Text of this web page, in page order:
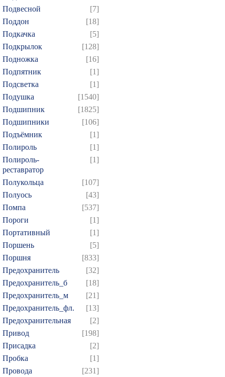
Подвесной
[7]
Поддон
[18]
Подкачка
[5]
Подкрылок
[128]
Подножка
[16]
Подпятник
[1]
Подсветка
[1]
Подушка
[1540]
Подшипник
[1825]
Подшипники
[106]
Подъёмник
[1]
Полироль
[1]
Полироль-
реставратор
[1]
Полукольца
[107]
Полуось
[43]
Помпа
[537]
Пороги
[1]
Портативный
[1]
Поршень
[5]
Поршня
[833]
Предохранитель
[32]
Предохранитель_б
[18]
Предохранитель_м
[21]
Предохранитель_фл.
[13]
Предохранительная
[2]
Привод
[198]
Присадка
[2]
Пробка
[1]
Провода
[231]